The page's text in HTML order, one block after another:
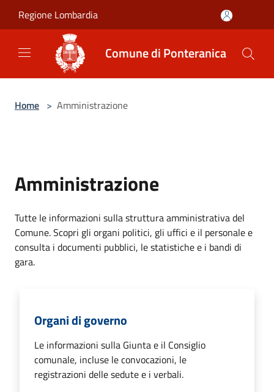
Regione Lombardia
Comune di Ponteranica
Home > Amministrazione
Amministrazione
Tutte le informazioni sulla struttura amministrativa del
Comune. Scopri gli organi politici, gli uffici e il personale e
consulta i documenti pubblici, le statistiche e i bandi di
gara.
Organi di governo
Le informazioni sulla Giunta e il Consiglio
comunale, incluse le convocazioni, le
registrazioni delle sedute e i verbali.